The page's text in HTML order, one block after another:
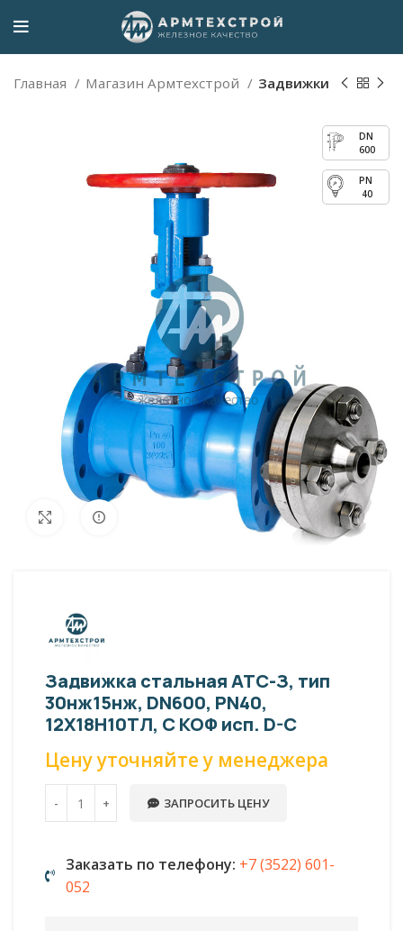
Главная Магазин Армтехстрой Задвижки
600
40
УвеличитьВнешний вид изделия может отличаться
от фото представленных на странице!
Задвижка стальная АТС-З, тип
30нж15нж, DN600, PN40,
12Х18Н10ТЛ, С КОФ исп. D-C
Цену уточняйте у менеджера
ЗАПРОСИТЬ ЦЕНУ
Заказать по телефону: +7 (3522) 601-
052